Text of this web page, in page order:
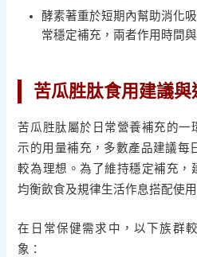
酵素著重於短期內幫助消化
常穩定補充，兩者作用時間
苦瓜胜肽食用建議與
苦瓜胜肽屬於日常營養補充的一
示的用量補充，多數產品建議每
較為理想。為了維持穩定補充，
均衡飲食及規律生活作息搭配使用
在日常保健需求中，以下族群
象：